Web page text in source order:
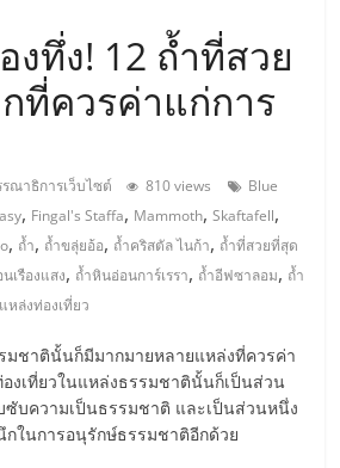
งทึ่ง! 12 ถ้ำที่สวย
ที่ควรค่าแก่การ
รณาธิการเว็บไซต์ 810 views
Blue
, Fingal's Staffa, Mammoth,Skaftafell,
, ถ้ำ, ถ้ำขลุ่ยอ้อ, ถ้ำคริสตัล ไนก้า, ถ้ำที่สวยที่สุด
เรืองแสง, ถ้ำหินอ่อนการ์เรรา, ถ้ำอีฟซาลอม, ถ้ำ
แหล่งท่องเที่ยว
มชาตินั้นก็มีมากมายหลายแหล่งที่ควรค่า
องเที่ยวในแหล่งธรรมชาตินั้นก็เป็นส่วน
ซับความเป็นธรรมชาติ และเป็นส่วนหนึ่ง
กในการอนุรักษ์ธรรมชาติอีกด้วย